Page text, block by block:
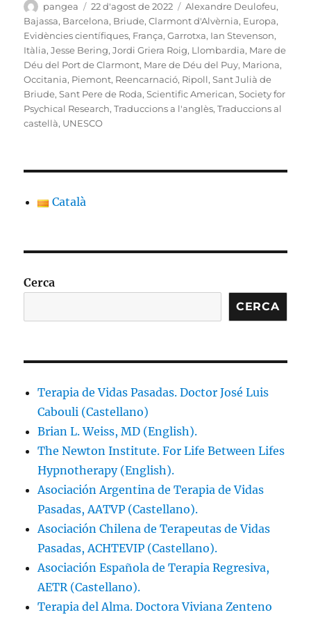
Autor
pangea
Publicat
el
22 d'agost de 2022 Categories
Alexandre Deulofeu,
Bajassa, Barcelona, Briude,Clarmont d'Alvèrnia, Europa,
Evidències científiques, França,Garrotxa, Ian Stevenson,
Itàlia,Jesse Bering,Jordi Griera Roig, Llombardia, Mare de
Déu del Port de Clarmont, Mare de Déu del Puy, Mariona,
Occitania, Piemont, Reencarnació, Ripoll,Sant Julià de
Briude,Sant Pere de Roda,Scientific American,Society for
Psychical Research,Traduccions a l'anglès,Traduccions al
castellà, UNESCO
Català
Cerca
CERCA
Terapia de Vidas Pasadas. Doctor José Luis
Cabouli (Castellano)
Brian L. Weiss, MD (English).
The Newton Institute. For Life Between Lifes
Hypnotherapy (English).
Asociación Argentina de Terapia de Vidas
Pasadas, AATVP (Castellano).
Asociación Chilena de Terapeutas de Vidas
Pasadas, ACHTEVIP (Castellano).
Asociación Española de Terapia Regresiva,
AETR (Castellano).
Terapia del Alma. Doctora Viviana Zenteno